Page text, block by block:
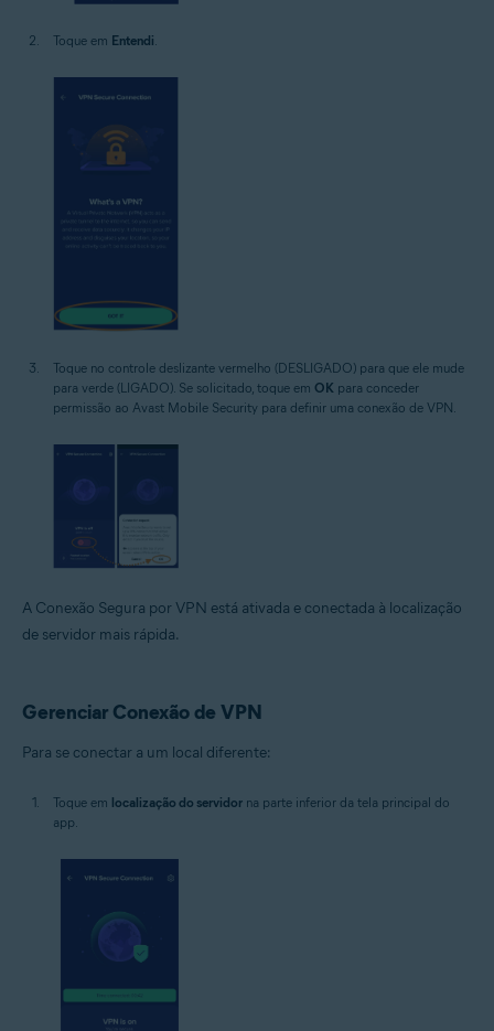
Toque em Entendi
Toque no controle deslizante vermelho (DESLIGADO) para que ele mude
para verde (LIGADO). Se solicitado, toque em OK para conceder
permissão ao Avast Mobile Security para definir uma conexão de VPN.
A Conexão Segura por VPN está ativada e conectada à localização
de servidor mais rápida.
Gerenciar Conexão de VPN
Para se conectar a um local diferente:
Toque em localização do servidor na parte inferior da tela principal do
app.